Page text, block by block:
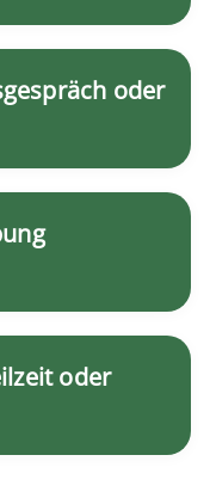
oder
oder